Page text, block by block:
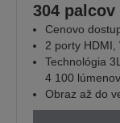
304 palcov
Cenovo
2 porty HDMI,
Technológia
4 100 lúmenov
Obraz až do